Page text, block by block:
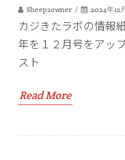
Sheep2owner 2024年12
カジきたラボの情報
年を１２月号をアッ
スト
Read More